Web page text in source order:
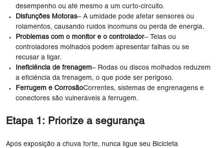
desempenho ou até mesmo a um curto-circuito.
Disfunções Motoras– A umidade pode afetar sensores ou
rolamentos, causando ruídos incomuns ou perda de energia.
Problemas com o monitor e o controlador– Telas ou
controladores molhados podem apresentar falhas ou se
recusar a ligar.
Ineficiência de frenagem– Rodas ou discos molhados reduzem
a eficiência da frenagem, o que pode ser perigoso.
Ferrugem e CorrosãoCorrentes, sistemas de engrenagens e
conectores são vulneráveis ​​à ferrugem.
Etapa 1: Priorize a segurança
Após exposição a chuva forte, nunca ligue seu Bicicleta